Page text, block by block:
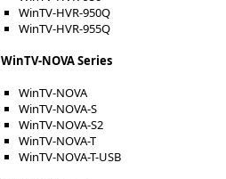
WinTV-HVR-950Q
WinTV-HVR-955Q
WinTV-NOVA Series
WinTV-NOVA
WinTV-NOVA-S
WinTV-NOVA-S2
WinTV-NOVA-T
WinTV-NOVA-T-USB